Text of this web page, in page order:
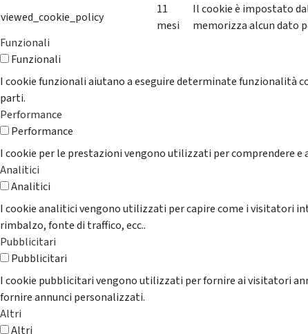
viewed_cookie_policy
11
mesi
Il cookie è impostato
memorizza alcun dato
Funzionali
Funzionali
I cookie funzionali aiutano a eseguire determinate funzionalità
parti.
Performance
Performance
I cookie per le prestazioni vengono utilizzati per comprendere
Analitici
Analitici
I cookie analitici vengono utilizzati per capire come i visitatori
rimbalzo, fonte di traffico, ecc..
Pubblicitari
Pubblicitari
I cookie pubblicitari vengono utilizzati per fornire ai visitatori
fornire annunci personalizzati.
Altri
Altri